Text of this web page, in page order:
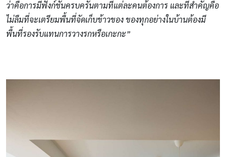
ว่าคือการมีฟังก์ชันครบครันตามที่แต่ละคนต้องการ และที่สำคัญคือ
ไม่ลืมที่จะเตรียมพื้นที่จัดเก็บข้าวของของทุกอย่างในบ้านต้องมี
พื้นที่รองรับแทนการวางรกหรือเกะกะ”